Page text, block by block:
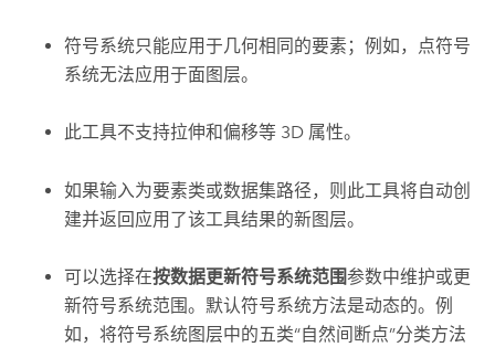
符号系统只能应用于几何相同的要素；例如，点符号
系统无法应用于面图层。
此工具不支持拉伸和偏移等 3D 属性。
如果输入为要素类或数据集路径，则此工具将自动创
建并返回应用了该工具结果的新图层。
可以选择在按数据更新符号系统范围参数中维护或更
新符号系统范围。默认符号系统方法是动态的。例
如，将符号系统图层中的五类“自然间断点”分类方法